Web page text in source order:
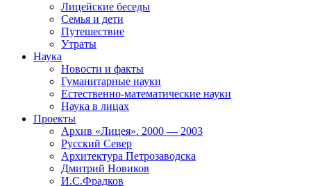
Лицейские беседы
Семья и дети
Путешествие
Утраты
Наука
Новости и факты
Гуманитарные науки
Естественно-математические науки
Наука в лицах
Проекты
Архив «Лицея». 2000 — 2003
Русский Север
Архитектура Петрозаводска
Дмитрий Новиков
И.С.Фрадков